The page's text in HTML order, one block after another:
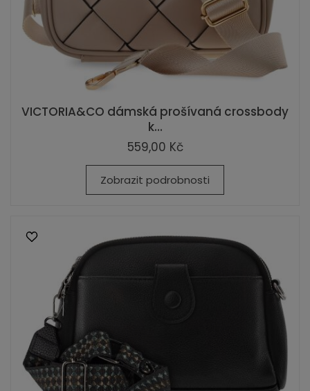
VICTORIA&CO dámská prošívaná crossbody
k...
559,00 Kč
Zobrazit podrobnosti